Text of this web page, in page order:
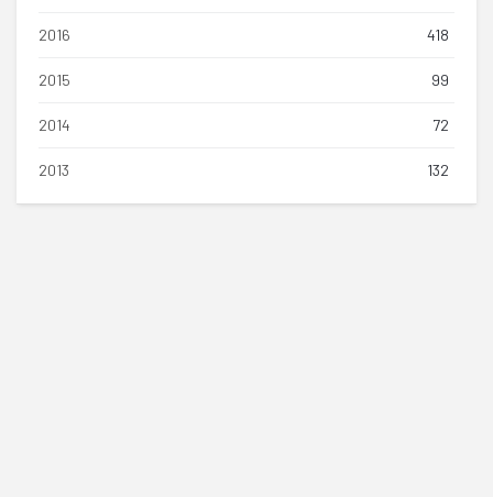
2016 418
2015 99
2014 72
2013 132